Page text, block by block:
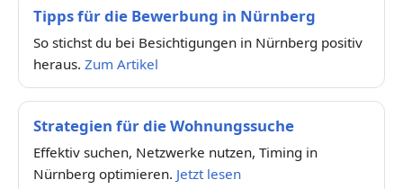
Tipps für die Bewerbung in Nürnberg
So stichst du bei Besichtigungen in Nürnberg positiv
heraus. Zum Artikel
Strategien für die Wohnungssuche
Effektiv suchen, Netzwerke nutzen, Timing in
Nürnberg optimieren. Jetzt lesen